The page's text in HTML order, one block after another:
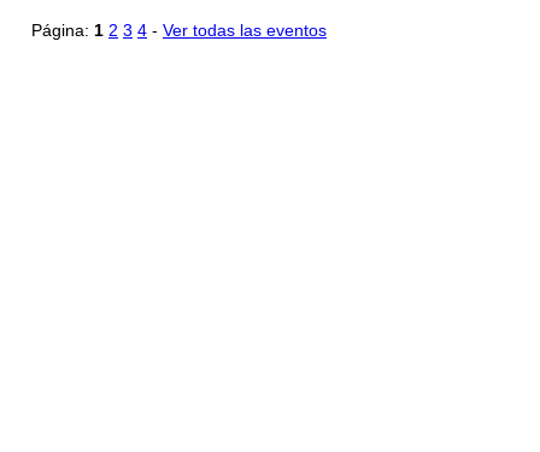
Página: 1 2 3 4 - Ver todas las eventos